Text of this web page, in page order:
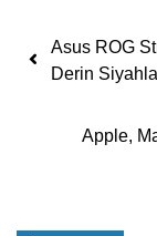
Yazı
Asus ROG
Derin
Apple,